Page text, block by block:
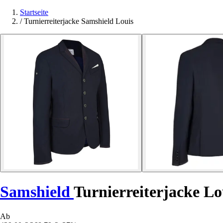
Startseite
/ Turnierreiterjacke Samshield Louis
SamshieldTurnierreiterjacke
Ab